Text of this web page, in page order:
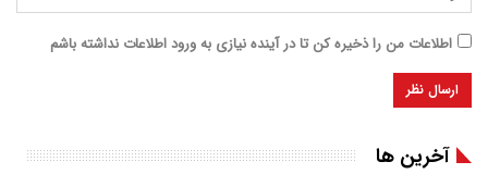
اطلاعات من را ذخیره کن تا در آینده نیازی به ورود اطلاعات نداشته باشم
آخرین ها